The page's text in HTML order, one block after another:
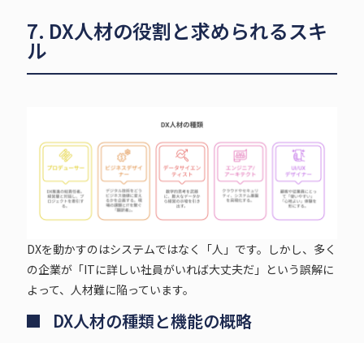
7. DX人材の役割と求められるスキ
ル
DXを動かすのはシステムではなく「人」です。しかし、多く
の企業が「ITに詳しい社員がいれば大丈夫だ」という誤解に
よって、人材難に陥っています。
DX人材の種類と機能の概略